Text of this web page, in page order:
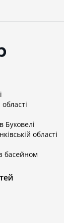
Буковелі
області
басейном
з басейном
області
з басейном